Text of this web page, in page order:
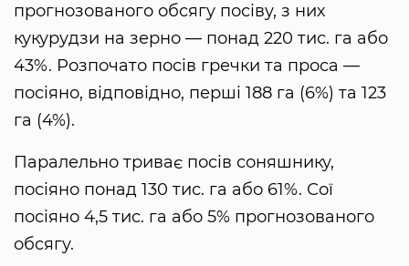
прогнозованого обсягу посіву, з них
кукурудзи на зерно — понад 220 тис. га або
43%. Розпочато посів гречки та проса —
посіяно, відповідно, перші 188 га (6%) та 123
га (4%).
Паралельно триває посів соняшнику,
посіяно понад 130 тис. га або 61%. Сої
посіяно 4,5 тис. га або 5% прогнозованого
обсягу.